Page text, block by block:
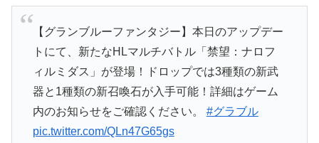
【グランブルーファンタジー】本日のアップデー
トにて、新たなHLマルチバトル「禁望：ナロフ
ィルミダス」が登場！ドロップでは3種類の新武
器と1種類の新召喚石が入手可能！詳細はゲーム
内のお知らせをご確認ください。 #グラブル
pic.twitter.com/QLn47G65gs